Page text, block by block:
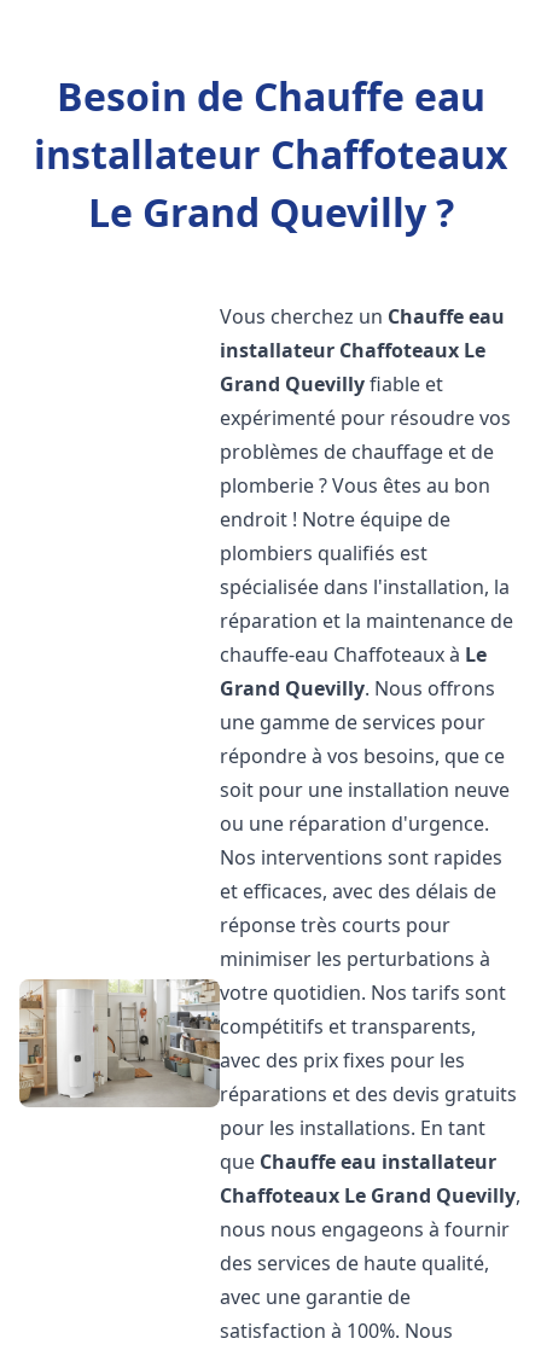
Besoin de Chauffe eau
installateur Chaffoteaux
Le Grand Quevilly ?
Vous cherchez un Chauffe eau
installateur Chaffoteaux Le
Grand Quevillyfiable et
expérimenté pour résoudre vos
problèmes de chauffage et de
plomberie ? Vous êtes au bon
endroit ! Notre équipe de
plombiers qualifiés est
spécialisée dans l'installation, la
réparation et la maintenance de
chauffe-eau Chaffoteaux à Le
Grand Quevilly. Nous offrons
une gamme de services pour
répondre à vos besoins, que ce
soit pour une installation neuve
ou une réparation d'urgence.
Nos interventions sont rapides
et efficaces, avec des délais de
réponse très courts pour
minimiser les perturbations à
votre quotidien. Nos tarifs sont
compétitifs et transparents,
avec des prix fixes pour les
réparations et des devis gratuits
pour les installations. En tant
que Chauffe eau installateur
Chaffoteaux Le Grand Quevilly,
nous nous engageons à fournir
des services de haute qualité,
avec une garantie de
satisfaction à 100%. Nous